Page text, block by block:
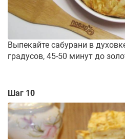
Выпекайте сабурани в
градусов, 45-50 минут до
Шаг 10